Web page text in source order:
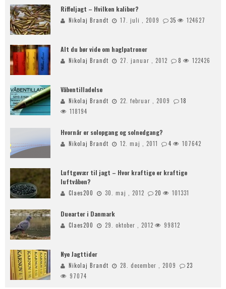
Riffeljagt – Hvilken kaliber?
Nikolaj Brandt 17. juli , 2009 35 124627
Alt du bør vide om haglpatroner
Nikolaj Brandt 27. januar , 2012 8 122426
Våbentilladelse
Nikolaj Brandt 22. februar , 2009
18
118194
Hvornår er solopgang og solnedgang?
Nikolaj Brandt 12. maj , 2011 4 107642
Luftgevær til jagt – Hvor kraftige er kraftige
luftvåben?
Claes200 30. maj , 2012 20 101331
Duearter i Danmark
Claes200 29. oktober , 2012 99812
Nye Jagttider
Nikolaj Brandt 28. december , 2009
23
97074